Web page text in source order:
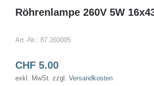
Röhrenlampe 260V 5W
Art.-Nr.: 87.260005
CHF5.00
exkl. MwSt. zzgl. Versandkosten